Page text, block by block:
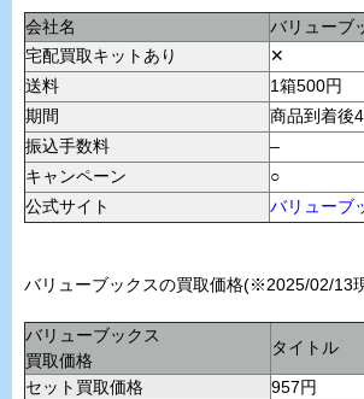
会社名
バリューブ
宅配買取キットあり
✕
送料
1箱500円
期間
商品到着後
振込手数料
–
キャンペーン
○
公式サイト
バリューブ
バリューブックスの買取価格(※2025/02/13
バリューブックス
買取価格
タイトル
セット買取価格
957円